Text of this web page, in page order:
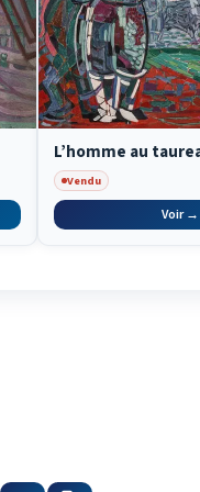
L’homme au
Vendu
Voir →